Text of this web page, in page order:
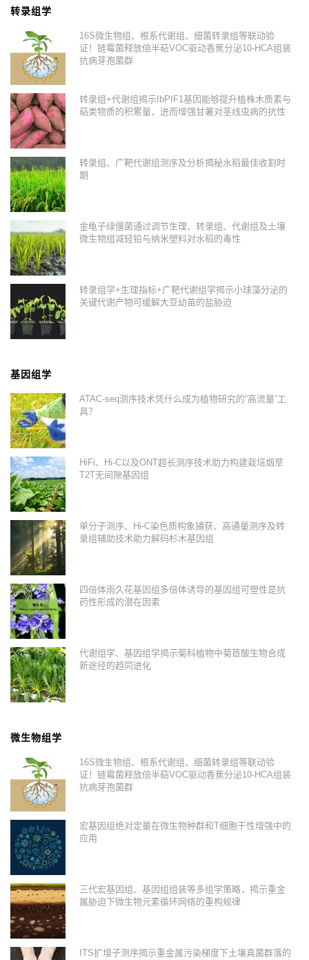
转录组学
16S微生物组、根系代谢组、细菌转录组等联动验
证！链霉菌释放倍半萜VOC驱动香蕉分泌10-HCA组装
抗病芽孢菌群
转录组+代谢组揭示IbPIF1基因能够提升植株木质素与
萜类物质的积累量，进而增强甘薯对茎线虫病的抗性
转录组、广靶代谢组测序及分析揭秘水稻最佳收割时
期
金龟子绿僵菌通过调节生理、转录组、代谢组及土壤
微生物组减轻铅与纳米塑料对水稻的毒性
转录组学+生理指标+广靶代谢组学揭示小球藻分泌的
关键代谢产物可缓解大豆幼苗的盐胁迫
基因组学
ATAC-seq测序技术凭什么成为植物研究的“高流量”工
具？
HiFi、Hi-C以及ONT超长测序技术助力构建栽培烟草
T2T无间隙基因组
单分子测序、Hi-C染色质构象捕获、高通量测序及转
录组辅助技术助力解码杉木基因组
四倍体雨久花基因组多倍体诱导的基因组可塑性是抗
药性形成的潜在因素
代谢组学、基因组学揭示菊科植物中菊苣酸生物合成
新途径的趋同进化
微生物组学
16S微生物组、根系代谢组、细菌转录组等联动验
证！链霉菌释放倍半萜VOC驱动香蕉分泌10-HCA组装
抗病芽孢菌群
宏基因组绝对定量在微生物种群和T细胞干性增强中的
应用
三代宏基因组、基因组组装等多组学策略，揭示重金
属胁迫下微生物元素循环网络的重构规律
ITS扩增子测序揭示重金属污染梯度下土壤真菌群落的